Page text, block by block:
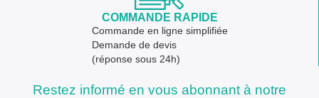
COMMANDE RAPIDE
Commande en ligne simplifiée
Demande de devis
(réponse sous 24h)
Restez informé en vous abonnant à notre